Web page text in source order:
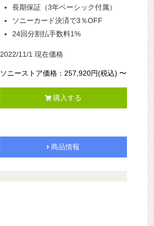
長期保証（3年ベーシック付属）
ソニーカード決済で3％OFF
24回分割払手数料1%
2022/11/1 現在価格
ソニーストア価格： 257,920円(税込) 〜
購入する
商品情報